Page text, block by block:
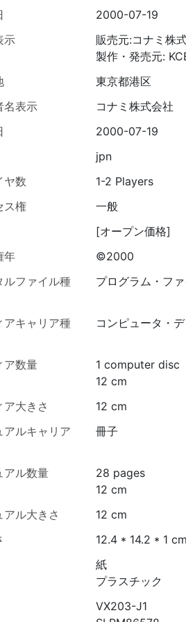
2000-07-19
示
販売元:コナミ株
製作・発売元:
東京都港区
名表示
コナミ株式会社
2000-07-19
jpn
ヤ数
1-2 Players
ス権
一般
[オープン価格]
年
©2000
ルファイル種
プログラム・フ
アキャリア種
コンピュータ・
ア数量
1 computer disc
12 cm
ア大きさ
12 cm
アルキャリア
冊子
アル数量
28 pages
12 cm
アル大きさ
12 cm
12.4 * 14.2 * 1
紙
プラスチック
VX203-J1